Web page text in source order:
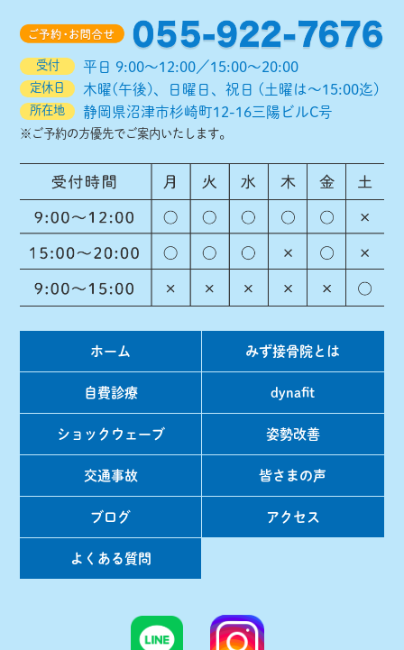
受付 平日 9:00～12:00／15:00～20:00
定休日 木曜(午後)、日曜日、祝日 (土曜は～15:00迄)
所在地 静岡県沼津市杉崎町12-16三陽ビルC号
※ご予約の方優先でご案内いたします。
ホーム みず接骨院とは
自費診療 dynafit
ショックウェーブ 姿勢改善
交通事故 皆さまの声
ブログ アクセス
よくある質問